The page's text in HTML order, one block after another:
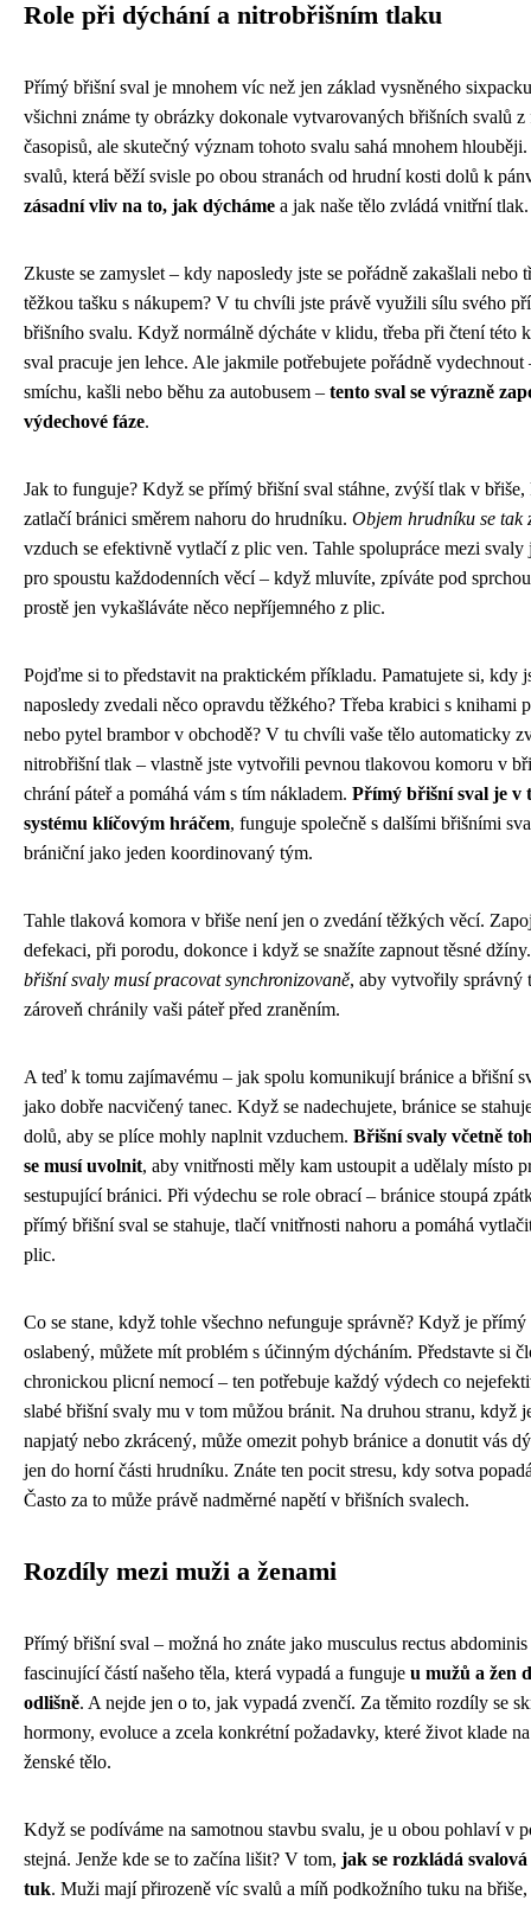
Role při dýchání a nitrobřišním tlaku
Přímý břišní sval je mnohem víc než jen základ vysněného
všichni známe ty obrázky dokonale vytvarovaných břišních svalů z
časopisů, ale skutečný význam tohoto svalu sahá mnohem
svalů, která běží svisle po obou stranách od hrudní kosti dolů k
zásadní vliv na to, jak dýcháme a jak naše tělo zvládá vnitřní tlak.
Zkuste se zamyslet – kdy naposledy jste se pořádně zakašlali nebo
těžkou tašku s nákupem? V tu chvíli jste právě využili sílu svého
břišního svalu. Když normálně dýcháte v klidu, třeba při čtení této
sval pracuje jen lehce. Ale jakmile potřebujete pořádně vydechnout
smíchu, kašli nebo běhu za autobusem – tento sval se výrazně
výdechové fáze.
Jak to funguje? Když se přímý břišní sval stáhne, zvýší tlak v břiše,
zatlačí bránici směrem nahoru do hrudníku. Objem hrudníku se tak
vzduch se efektivně vytlačí z plic ven. Tahle spolupráce mezi svaly
pro spoustu každodenních věcí – když mluvíte, zpíváte pod
prostě jen vykašláváte něco nepříjemného z plic.
Pojďme si to představit na praktickém příkladu. Pamatujete si, kdy
naposledy zvedali něco opravdu těžkého? Třeba krabici s knihami
nebo pytel brambor v obchodě? V tu chvíli vaše tělo automaticky
nitrobřišní tlak – vlastně jste vytvořili pevnou tlakovou komoru v
chrání páteř a pomáhá vám s tím nákladem. Přímý břišní sval je v
systému klíčovým hráčem, funguje společně s dalšími břišními
brániční jako jeden koordinovaný tým.
Tahle tlaková komora v břiše není jen o zvedání těžkých věcí.
defekaci, při porodu, dokonce i když se snažíte zapnout těsné
břišní svaly musí pracovat synchronizovaně, aby vytvořily správný
zároveň chránily vaši páteř před zraněním.
A teď k tomu zajímavému – jak spolu komunikují bránice a břišní
jako dobře nacvičený tanec. Když se nadechujete, bránice se
dolů, aby se plíce mohly naplnit vzduchem. Břišní svaly včetně
se musí uvolnit, aby vnitřnosti měly kam ustoupit a udělaly místo
sestupující bránici. Při výdechu se role obrací – bránice stoupá
přímý břišní sval se stahuje, tlačí vnitřnosti nahoru a pomáhá
plic.
Co se stane, když tohle všechno nefunguje správně? Když je
oslabený, můžete mít problém s účinným dýcháním. Představte si
chronickou plicní nemocí – ten potřebuje každý výdech co
slabé břišní svaly mu v tom můžou bránit. Na druhou stranu, když
napjatý nebo zkrácený, může omezit pohyb bránice a donutit vás
jen do horní části hrudníku. Znáte ten pocit stresu, kdy sotva
Často za to může právě nadměrné napětí v břišních svalech.
Rozdíly mezi muži a ženami
Přímý břišní sval – možná ho znáte jako musculus rectus
fascinující částí našeho těla, která vypadá a funguje u mužů a žen
odlišně. A nejde jen o to, jak vypadá zvenčí. Za těmito rozdíly se
hormony, evoluce a zcela konkrétní požadavky, které život klade
ženské tělo.
Když se podíváme na samotnou stavbu svalu, je u obou pohlaví v
stejná. Jenže kde se to začína lišit? V tom, jak se rozkládá
tuk. Muži mají přirozeně víc svalů a míň podkožního tuku na